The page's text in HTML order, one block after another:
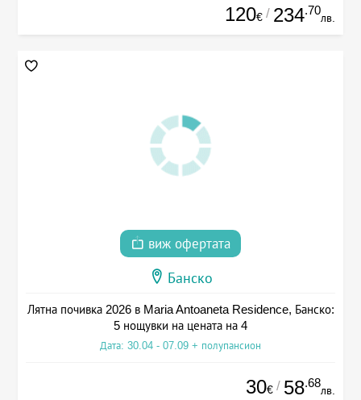
120€ / 234.70
лв.
виж офертата
Банско
Лятна почивка 2026 в Maria Antoaneta Residence, Банско:
5 нощувки на цената на 4
Дата: 30.04 - 07.09 + полупансион
30€ / 58.68
лв.